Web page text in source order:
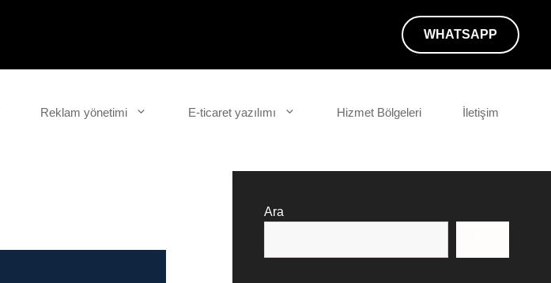
WHATSAPP
Reklam yönetimi E-ticaret yazılımı Hizmet Bölgeleri İletişim
Ara